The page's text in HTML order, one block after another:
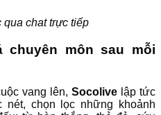
qua chat trực tiếp
chuyên môn sau mỗi
vang lên, Socolive lập tức
nét, chọn lọc những khoảnh